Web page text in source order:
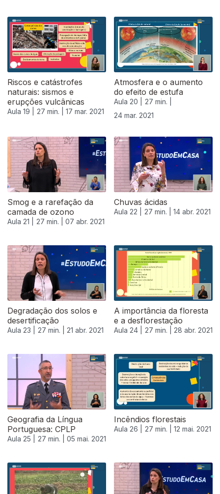
Riscos e catástrofes
naturais: sismos e
erupções vulcânicas
Aula 19 | 27 min. | 17 mar. 2021
Atmosfera e o aumento
do efeito de estufa
Aula 20 |
27 min. |
24 mar. 2021
Smog e a rarefação da
camada de ozono
Aula 21 | 27 min. | 07 abr. 2021
Chuvas ácidas
Aula 22 | 27 min. | 14 abr. 2021
Degradação dos solos e
desertificação
Aula 23 | 27 min. | 21 abr. 2021
A importância da floresta
e a desflorestação
Aula 24 | 27 min. | 28 abr. 2021
540146
Geografia da Língua
Portuguesa: CPLP
Aula 25 | 27 min. | 05 mai. 2021
Incêndios florestais
Aula 26 | 27 min. | 12 mai. 2021